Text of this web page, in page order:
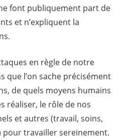
font publiquement part de
et n’expliquent la
en règle de notre
que l’on sache précisément
de quels moyens humains
réaliser, le rôle de nos
et autres (travail, soins,
travailler sereinement.